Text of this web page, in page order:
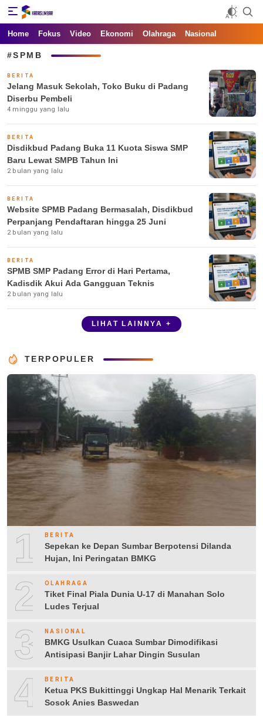
Kata Sumbar
Berita Sumbar Hari Ini
Home Fokus Video Ekonomi Olahraga Nasional
#SPMB
BERITA
Jelang Masuk Sekolah, Toko Buku di Padang
Diserbu Pembeli
4 minggu yang lalu
BERITA
Disdikbud Padang Buka 11 Kuota Siswa SMP
Baru Lewat SMPB Tahun Ini
2 bulan yang lalu
BERITA
Website SPMB Padang Bermasalah, Disdikbud
Perpanjang Pendaftaran hingga 25 Juni
2 bulan yang lalu
BERITA
SPMB SMP Padang Error di Hari Pertama,
Kadisdik Akui Ada Gangguan Teknis
2 bulan yang lalu
LIHAT LAINNYA +
TERPOPULER
1 BERITA
Sepekan ke Depan Sumbar Berpotensi Dilanda
Hujan, Ini Peringatan BMKG
2 OLAHRAGA
Tiket Final Piala Dunia U-17 di Manahan Solo
Ludes Terjual
3 NASIONAL
BMKG Usulkan Cuaca Sumbar Dimodifikasi
Antisipasi Banjir Lahar Dingin Susulan
4 BERITA
Ketua PKS Bukittinggi Ungkap Hal Menarik Terkait
Sosok Anies Baswedan